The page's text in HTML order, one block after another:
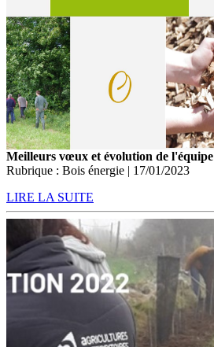
Meilleurs vœux et évolution de l'équipe
Rubrique : Bois énergie | 17/01/2023
LIRE LA SUITE